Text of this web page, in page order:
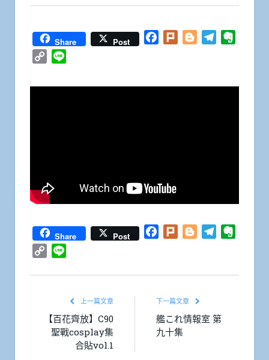
Share Post Facebook
Plurk BloggerTelegram
Copy
Share Post Facebook
Plurk BloggerTelegram
Copy
上一篇文章
【百花齊放】C90
聖戰cosplay集
合貼vol.1
下一篇文章
艦これ情報室 第
九十集